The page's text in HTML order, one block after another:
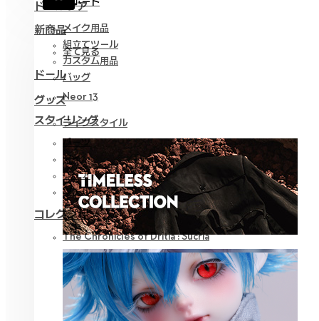
ドールケア
メイク用品
組立てツール
カスタム用品
バッグ
グッズ
ライフスタイル
新商品
全て見る
ドール
Neor 13
スタイリング
パーツ
アイ
ウェア
ツール
コレクション
The Chronicles of Dritia : Sucria